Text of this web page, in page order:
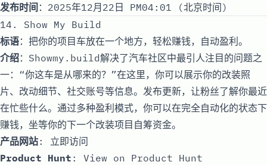
发布时间 ：2025年12月22日 PM04:01 (北京时间)
14. Show My Build
标语：把你的项目车放在一个地方，轻松赚钱，自动盈利。
介绍：Showmy.build解决了汽车社区中最引人注目的问题之
一：“你这车是从哪来的？”在这里，你可以展示你的改装照
片、改动细节、社交账号等信息。发布更新，让粉丝了解你最近
在忙些什么。通过多种盈利模式，你可以在完全自动化的状态下
赚钱，坐等你的下一个改装项目自筹资金。
产品网站: 立即访问
Product Hunt : View on Product Hunt